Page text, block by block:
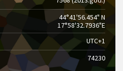
44°41'56.454" N
17°58'32.7936"E
UTC+1
74230